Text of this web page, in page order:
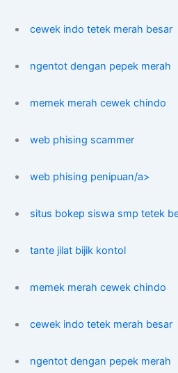
cewek indo tetek merah besar
ngentot dengan pepek merah
memek merah cewek chindo
web phising scammer
web phising penipuan/a>
situs bokep siswa smp tetek
tante jilat bijik kontol
memek merah cewek chindo
cewek indo tetek merah besar
ngentot dengan pepek merah